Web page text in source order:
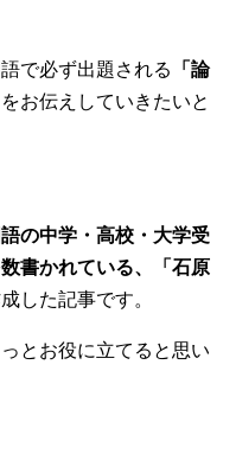
で必ず出題される
「論
お伝えしていきたいと
語の中学・高校・大学受
書かれている、「石原
した記事です。
とお役に立てると思い